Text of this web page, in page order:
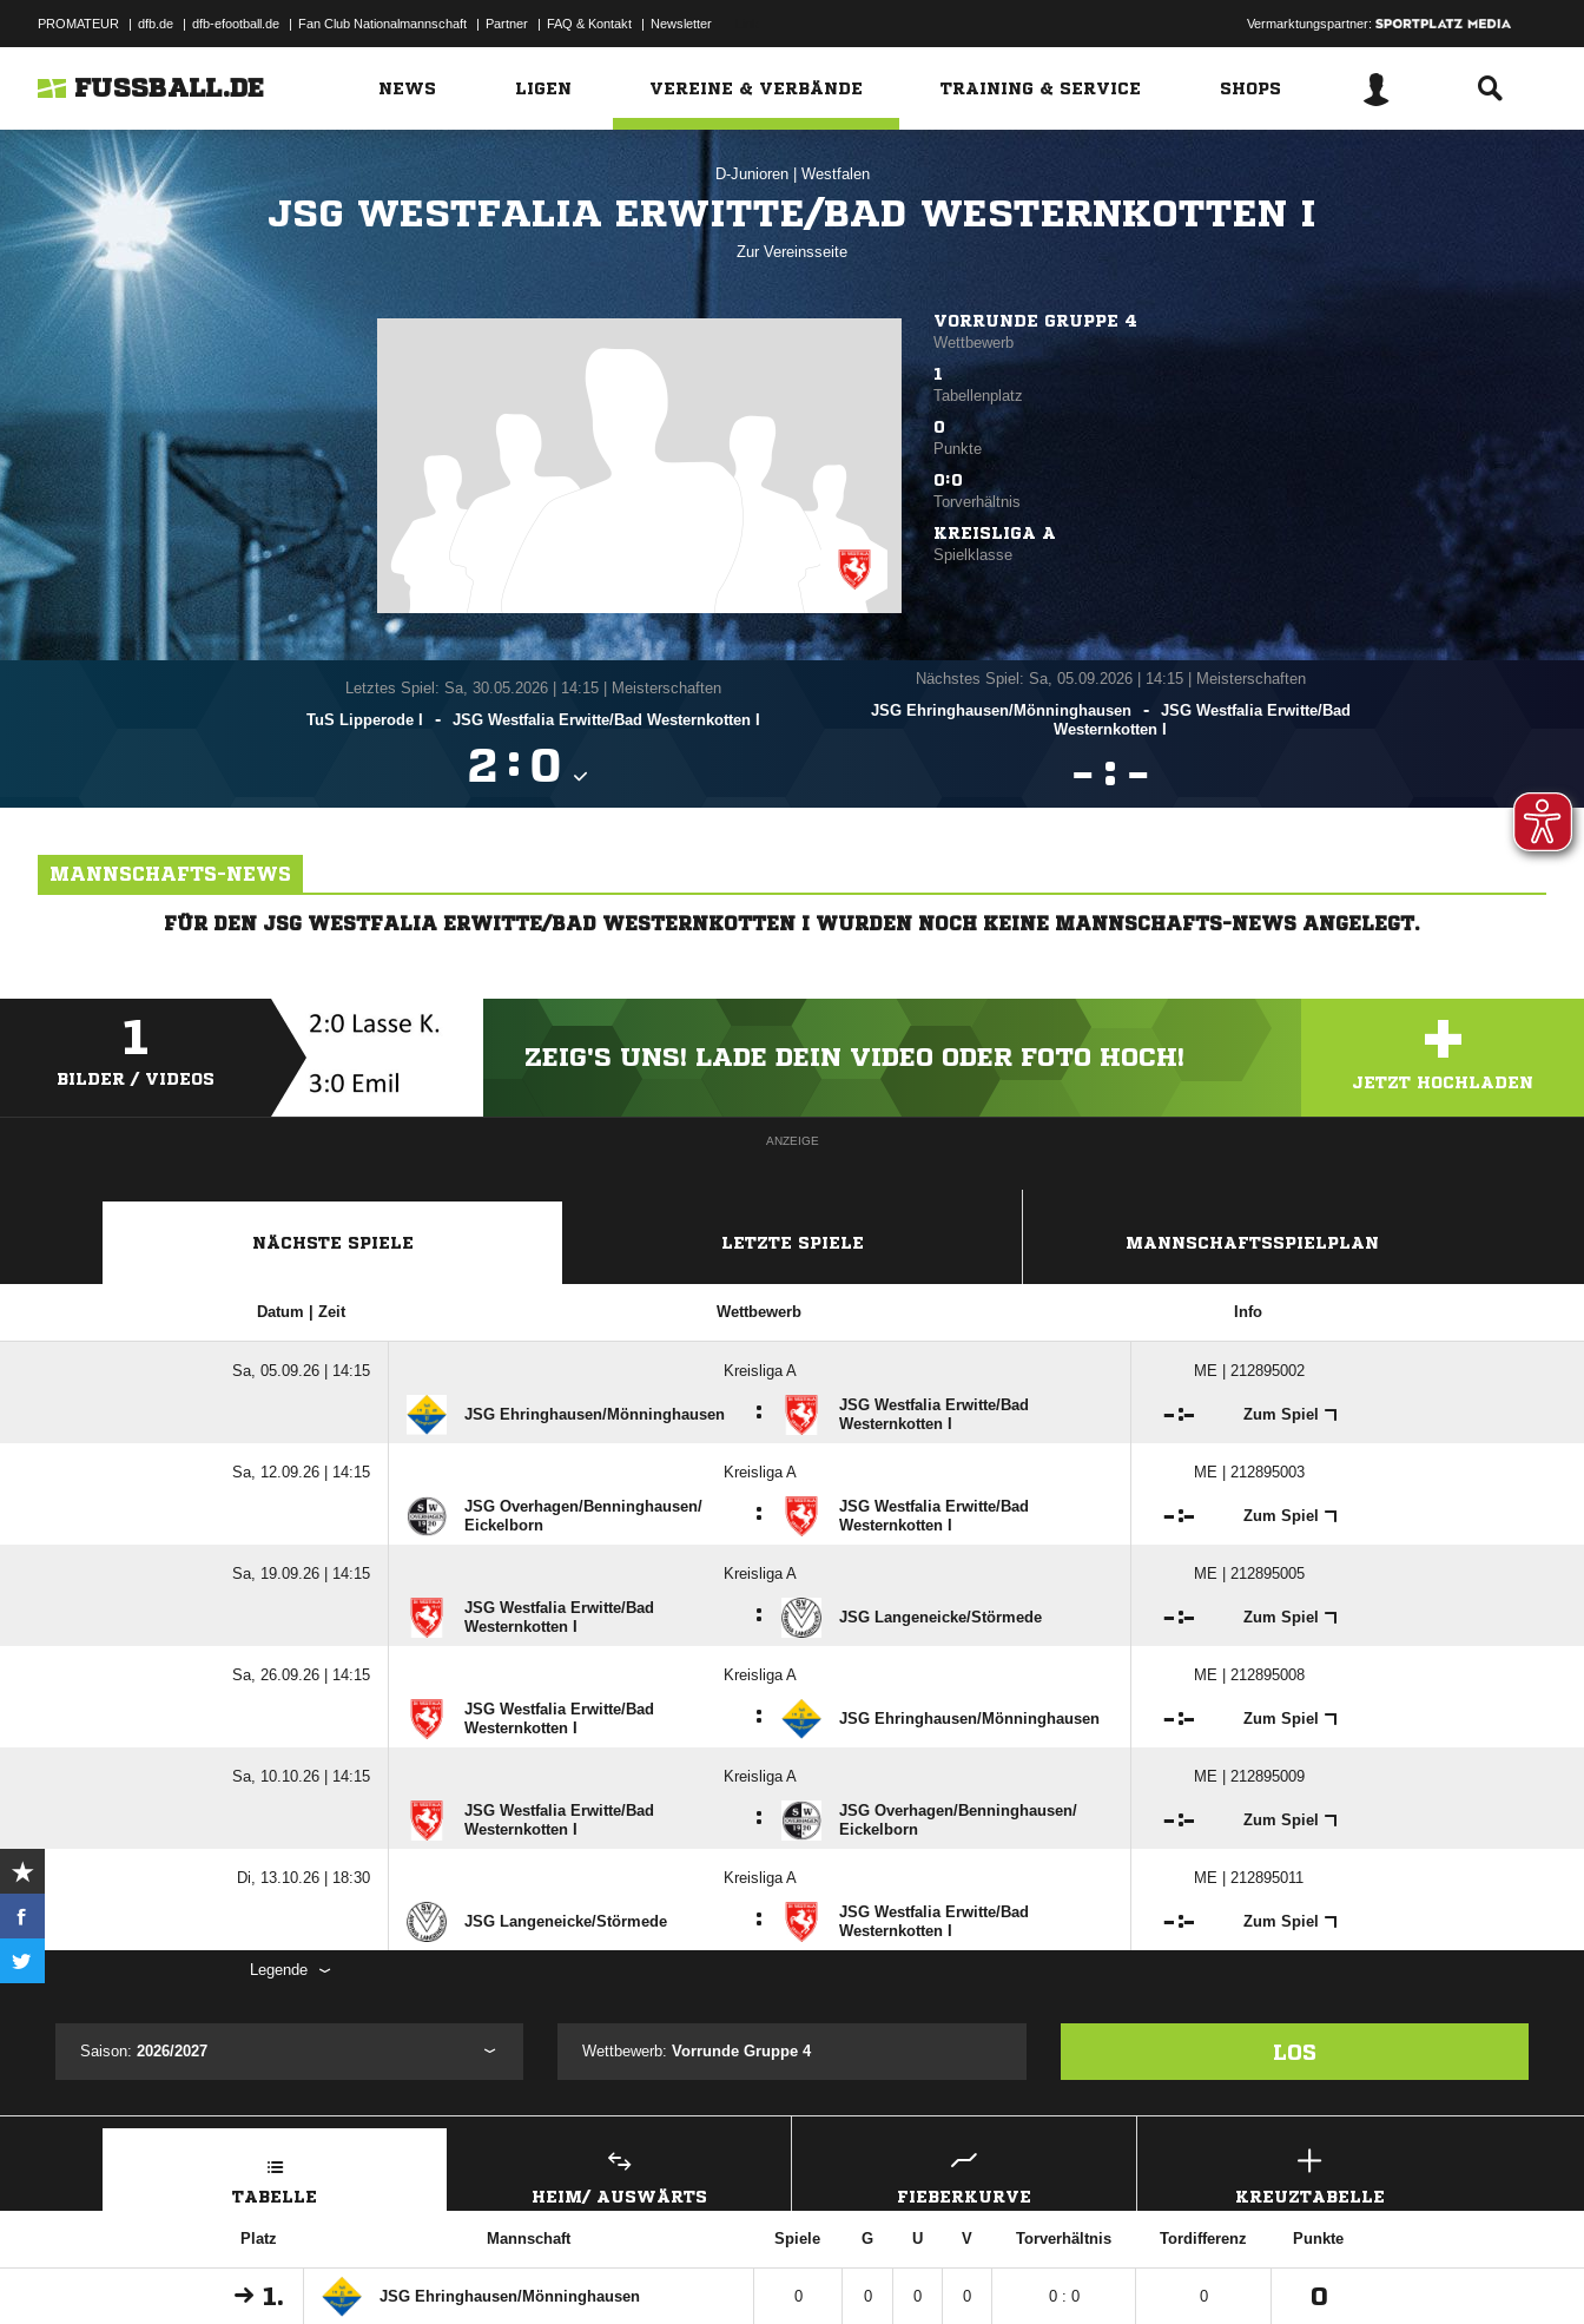
PROMATEUR | dfb.de | dfb-efootball.de | Fan Club Nationalmannschaft | Partner | FAQ & Kontakt | Newsletter Vermarktungspartner:
FUSSBALL.DE NEWS LIGEN VEREINE & VERBÄNDE TRAINING & SERVICE SHOPS
D-Junioren Westfalen
JSG WESTFALIA ERWITTE/BAD WESTERNKOTTEN I
Zur Vereinsseite
VORRUNDE GRUPPE 4
Wettbewerb
1
Tabellenplatz
0
Punkte
0:0
Torverhältnis
KREISLIGA A
Spielklasse
Letztes Spiel: Sa, 30.05.2026| 14:15 | Meisterschaften
TuS Lipperode I
- JSG Westfalia Erwitte/​Bad Westernkotten I
 : 
Nächstes Spiel: Sa, 05.09.2026| 14:15 | Meisterschaften
JSG Ehringhausen/​Mönninghausen
-
JSG Westfalia Erwitte/​Bad
Westernkotten I
 : 
MANNSCHAFTS-NEWS
FÜR DEN JSG WESTFALIA ERWITTE/BAD WESTERNKOTTEN I WURDEN NOCH KEINE MANNSCHAFTS-NEWS ANGELEGT.
1
BILDER / VIDEOS
ZEIG'S UNS! LADE DEIN VIDEO ODER FOTO HOCH! +
JETZT HOCHLADEN
ANZEIGE
NÄCHSTE SPIELE LETZTE SPIELE MANNSCHAFTSSPIELPLAN
Datum | Zeit Wettbewerb Info
Sa, 05.09.26 | 14:15 Kreisliga A ME | 212895002
JSG Ehringhausen/​Mönninghausen :
JSG Westfalia Erwitte/​Bad
Westernkotten I
: Zum Spiel
Sa, 12.09.26 | 14:15 Kreisliga A
ME | 212895003
JSG Overhagen/​Benninghausen/​
Eickelborn
:
JSG Westfalia Erwitte/​Bad
Westernkotten I
: Zum Spiel
Sa, 19.09.26 | 14:15 Kreisliga A
ME | 212895005
JSG Westfalia Erwitte/​Bad
Westernkotten I
: JSG Langeneicke/​Störmede : Zum Spiel
Sa, 26.09.26 | 14:15 Kreisliga A
ME | 212895008
JSG Westfalia Erwitte/​Bad
Westernkotten I
: JSG Ehringhausen/​Mönninghausen : Zum Spiel
Sa, 10.10.26 | 14:15 Kreisliga A
ME | 212895009
JSG Westfalia Erwitte/​Bad
Westernkotten I
:
JSG Overhagen/​Benninghausen/​
Eickelborn
: Zum Spiel
Di, 13.10.26 | 18:30 Kreisliga A ME | 212895011
JSG Langeneicke/​Störmede :
JSG Westfalia Erwitte/​Bad
Westernkotten I
: Zum Spiel
Legende
Saison: 2026/2027 Wettbewerb:Vorrunde Gruppe 4 LOS
TABELLE HEIM/ AUSWÄRTS FIEBERKURVE KREUZTABELLE
Platz Mannschaft Spiele G U V Torverhältnis Tordifferenz Punkte
1. JSG Ehringhausen/​Mönninghausen 0 0 0 0 0 : 0 0 0